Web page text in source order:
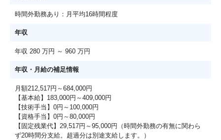
時間外勤務あり：月平均16時間程度
年収
年収 280 万円 ～ 960 万円
年収・月給の補足情報
月額212,517円～684,000円
【基本給】183,000円～409,000円
【技術手当】0円～100,000円
【資格手当】0円～80,000円
【固定残業代】29,517円～95,000円（時間外勤務の有無に関わら
ず20時間分支給。超過分は別途支給します。）